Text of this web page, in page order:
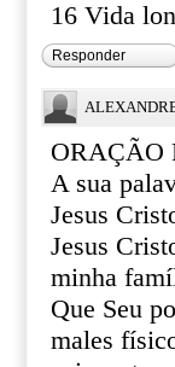
16 Vida
Responder
ORAÇÃO
A sua
Jesus
Jesus
minha
Que Seu
males